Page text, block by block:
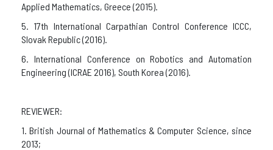
Applied Mathematics, Greece (2015).
5. 17th International Carpathian Control Conference ICCC,
Slovak Republic (2016).
6. International Conference on Robotics and Automation
Engineering (ICRAE 2016), South Korea (2016).
REVIEWER:
1. British Journal of Mathematics & Computer Science, since
2013;